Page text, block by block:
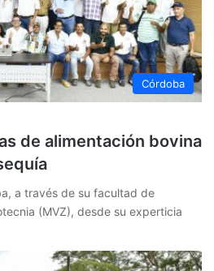
Córdoba
de alimentación bovina
a través de su facultad de
(MVZ), desde su experticia